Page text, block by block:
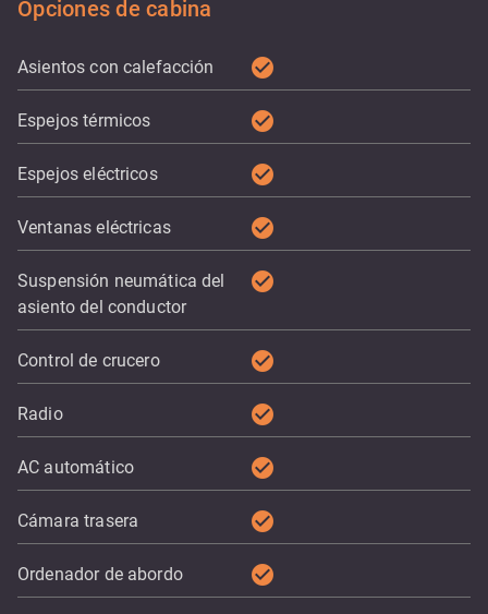
Opciones de cabina
Asientos con calefacción check_circle
Espejos térmicos check_circle
Espejos eléctricos check_circle
Ventanas eléctricas check_circle
Suspensión neumática del
asiento del conductor
check_circle
Control de crucero check_circle
Radio check_circle
AC automático check_circle
Cámara trasera check_circle
Ordenador de abordo check_circle